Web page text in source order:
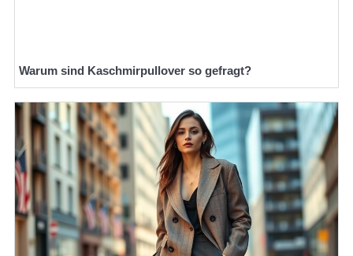
Warum sind Kaschmirpullover so gefragt?